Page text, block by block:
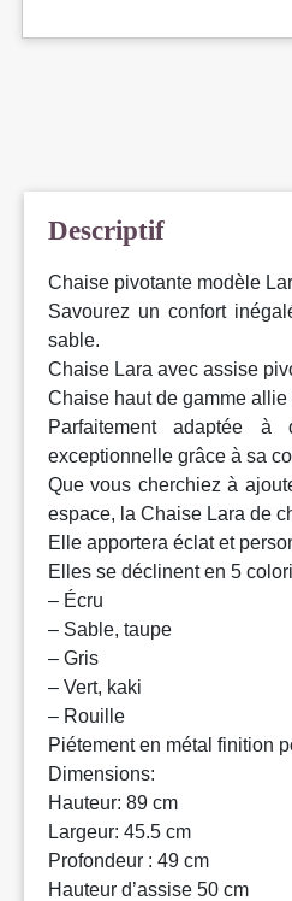
Descriptif
Chaise pivotante modèle
Savourez un confort
sable.
Chaise Lara avec assise
Chaise haut de gamme
Parfaitement adaptée à
exceptionnelle grâce à sa
Que vous cherchiez à
espace, la Chaise Lara de
Elle apportera éclat et
Elles se déclinent en 5
– Écru
– Sable, taupe
– Gris
– Vert, kaki
– Rouille
Piétement en métal finition
Dimensions:
Hauteur: 89 cm
Largeur: 45.5 cm
Profondeur : 49 cm
Hauteur d’assise 50 cm